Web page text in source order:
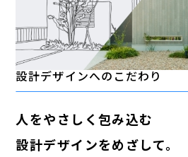
設計デザインへのこだわり
人をやさしく包み込む
設計デザインをめざして。